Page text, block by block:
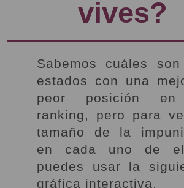
vives?
Sabemos cuáles
estados con una
peor posición
ranking, pero para
tamaño de la
en cada uno de
puedes usar la
gráfica interactiva.